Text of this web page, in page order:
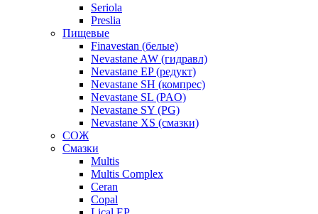
Seriola
Preslia
Пищевые
Finavestan (белые)
Nevastane AW (гидравл)
Nevastane EP (редукт)
Nevastane SH (компрес)
Nevastane SL (PAO)
Nevastane SY (PG)
Nevastane XS (смазки)
СОЖ
Смазки
Multis
Multis Complex
Ceran
Copal